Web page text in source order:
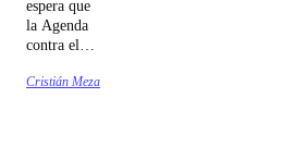
espera que
la Agenda
contra el
Organizado
Cristián Meza